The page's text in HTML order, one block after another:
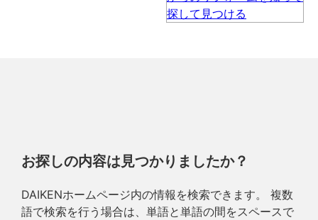
お探しの内容は見つかりましたか？
DAIKENホームページ内の情報を検索できます。 複数
語で検索を行う場合は、単語と単語の間をスペースで